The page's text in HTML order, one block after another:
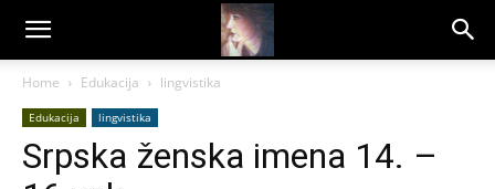
Dragana
Amarilis
Home Edukacija lingvistika
Edukacija lingvistika
Srpska ženska imena 14. –